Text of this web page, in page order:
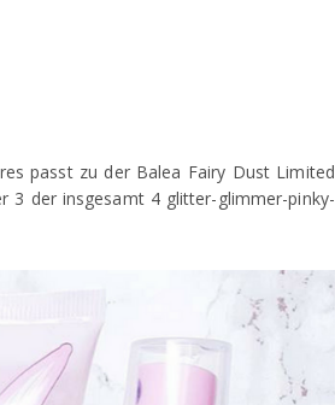
passt zu der Balea Fairy Dust Limited
3 der insgesamt 4 glitter-glimmer-pinky-